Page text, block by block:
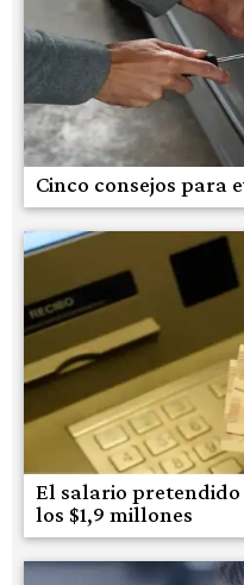
Cinco consejos para
El salario
los $1,9 millones